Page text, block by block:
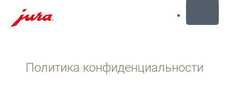
содержаниюПолитика конфиденциальности